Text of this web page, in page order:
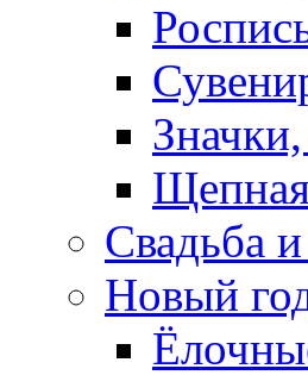
Свадьба
Новый